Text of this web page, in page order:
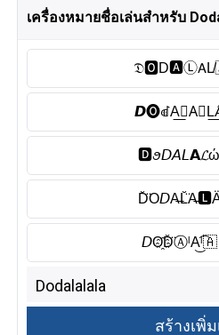
เครื่องหมายชื่อเล่นสำหรับ
𝘋O҈D̆̈Ⓐ︎ˡA͜͡ˡ🇦